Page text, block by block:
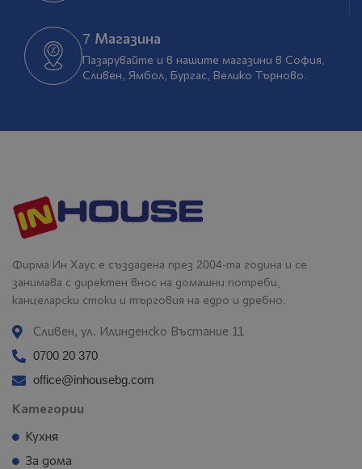
7 Магазина
Пазарувайте и в нашите магазини в София,
Сливен, Ямбол, Бургас, Велико Търново.
Фирма Ин Хаус е създадена през 2004-та година и се
занимава с директен внос на домашни потреби,
канцеларски стоки и търговия на едро и дребно.
Сливен, ул. Илинденско Въстание 11
0700 20 370
office@inhousebg.com
Категории
Кухня
За дома